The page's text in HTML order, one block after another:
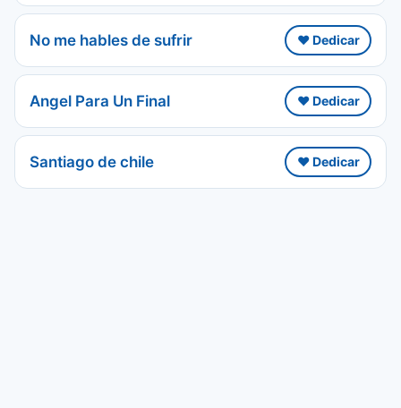
No me hables de sufrir ❤️ Dedicar
Angel Para Un Final ❤️ Dedicar
Santiago de chile ❤️ Dedicar